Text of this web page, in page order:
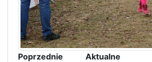
Poprzednie Aktualne